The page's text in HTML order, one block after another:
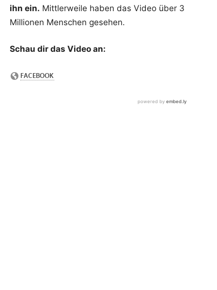
ihn ein. Mittlerweile haben das Video über 3
Millionen Menschen gesehen.
Schau dir das Video an: